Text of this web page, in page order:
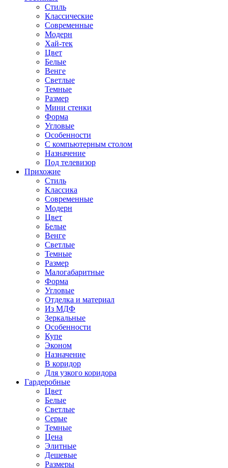
Стиль
Классические
Современные
Модерн
Хай-тек
Цвет
Белые
Венге
Светлые
Темные
Размер
Мини стенки
Форма
Угловые
Особенности
С компьютерным столом
Назначение
Под телевизор
Прихожие
Стиль
Классика
Современные
Модерн
Цвет
Белые
Венге
Светлые
Темные
Размер
Малогабаритные
Форма
Угловые
Отделка и материал
Из МДФ
Зеркальные
Особенности
Купе
Эконом
Назначение
В коридор
Для узкого коридора
Гардеробные
Цвет
Белые
Светлые
Серые
Темные
Цена
Элитные
Дешевые
Размеры